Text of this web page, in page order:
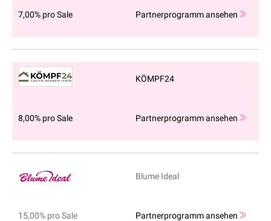
7,00% pro Sale Partnerprogramm ansehen
KÖMPF24
8,00% pro Sale Partnerprogramm ansehen
Blume Ideal
15,00% pro Sale Partnerprogramm ansehen